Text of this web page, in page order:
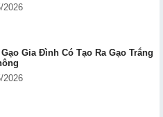
2026
Gia Đình Có Tạo Ra Gạo Trắng
2026